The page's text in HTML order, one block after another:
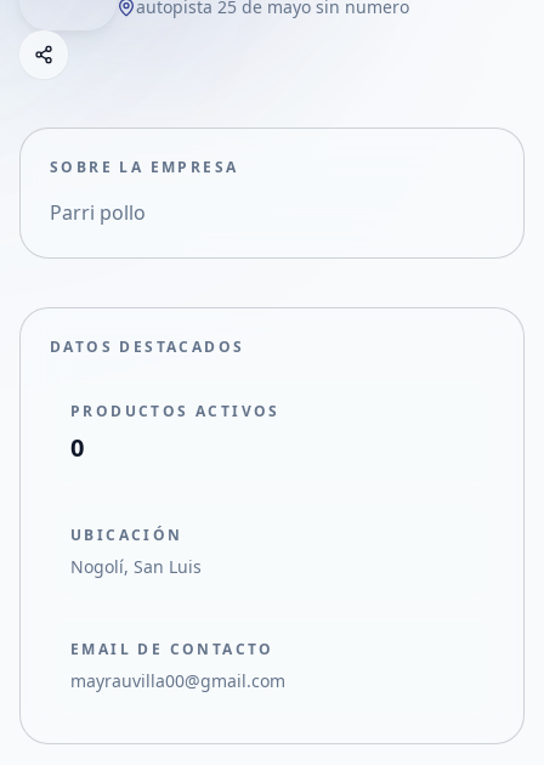
autopista 25 de mayo sin numero
Compartir empresa
Compartir en X
SOBRE LA EMPRESA
Parri pollo
DATOS DESTACADOS
PRODUCTOS ACTIVOS
0
UBICACIÓN
Nogolí, San Luis
EMAIL DE CONTACTO
mayrauvilla00@gmail.com